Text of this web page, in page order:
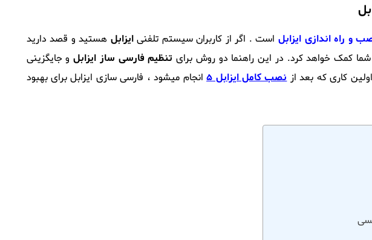
و راه اندازی ایزابلاست . اگر از کاربران سیستم تلفنیایزابل هستید و قصد دارید
شما کمک خواهد کرد. در این راهنما دو روش برای تنظیم فارسی ساز ایزابلو جایگزینی
کاری که بعد ازنصب کامل ایزابل 5 انجام میشود ، فارسی سازی ایزابل برای بهبود